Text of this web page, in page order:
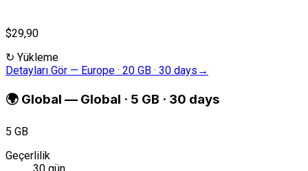
$29,90
↻ Yükleme
Detayları Gör — Europe · 20 GB · 30 days →
🌍 Global — Global · 5 GB · 30 days
5 GB
Geçerlilik